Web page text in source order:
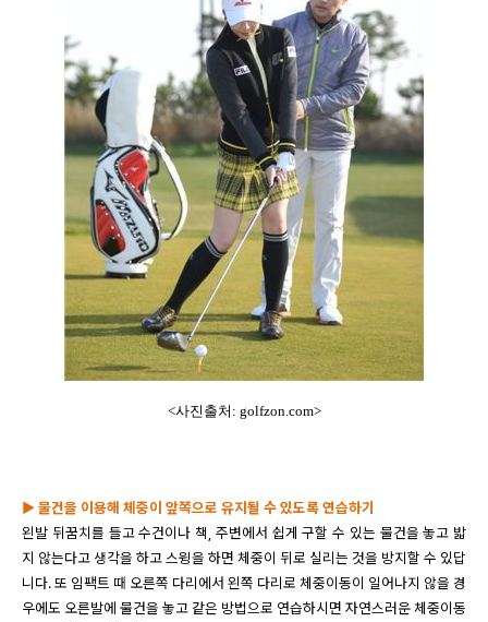
<사진출처: golfzon.com>
▶ 물건을 이용해 체중이 앞쪽으로 유지될 수 있도록 연습하기
왼발 뒤꿈치를 들고 수건이나 책 주변에서 쉽게 구할 수 있는 물건을 놓고 밟
지 않는다고 생각을 하고 스윙을 하면 체중이 뒤로 실리는 것을 방지할 수 있답
니다.또 임팩트 때 오른쪽 다리에서 왼쪽 다리로 체중이동이 일어나지 않을 경
우에도 오른발에 물건을 놓고 같은 방법으로 연습하시면 자연스러운 체중이동